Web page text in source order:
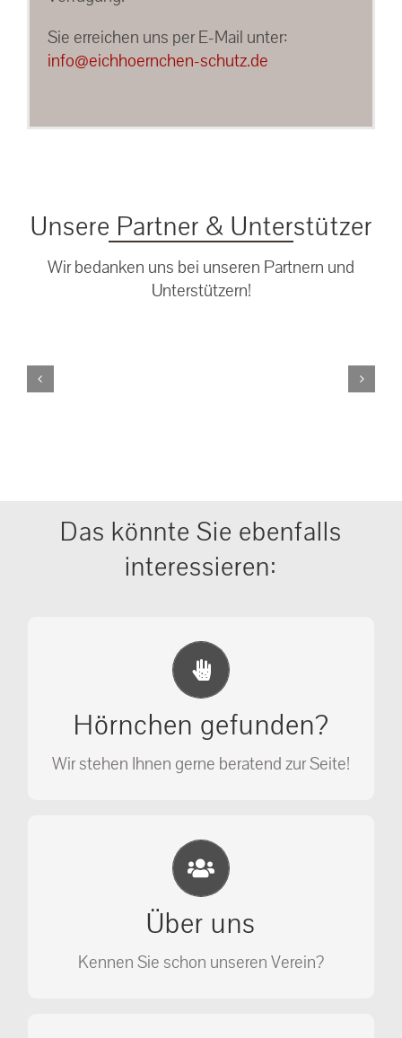
Sie erreichen uns per E-Mail unter:
info@eichhoernchen-schutz.de
Unsere Partner & Unterstützer
Wir bedanken uns bei unseren Partnern und
Unterstützern!
Das könnte Sie ebenfalls
interessieren:
Hörnchen gefunden?
Wir stehen Ihnen gerne beratend zur Seite!
Erste Hilfe Maßnahmen
Ihr Anruf kann Leben retten!
Über uns
Kennen Sie schon unseren Verein?
Eichhörnchen Schutz e.V.
Wir sehen nicht weg, wir retten!